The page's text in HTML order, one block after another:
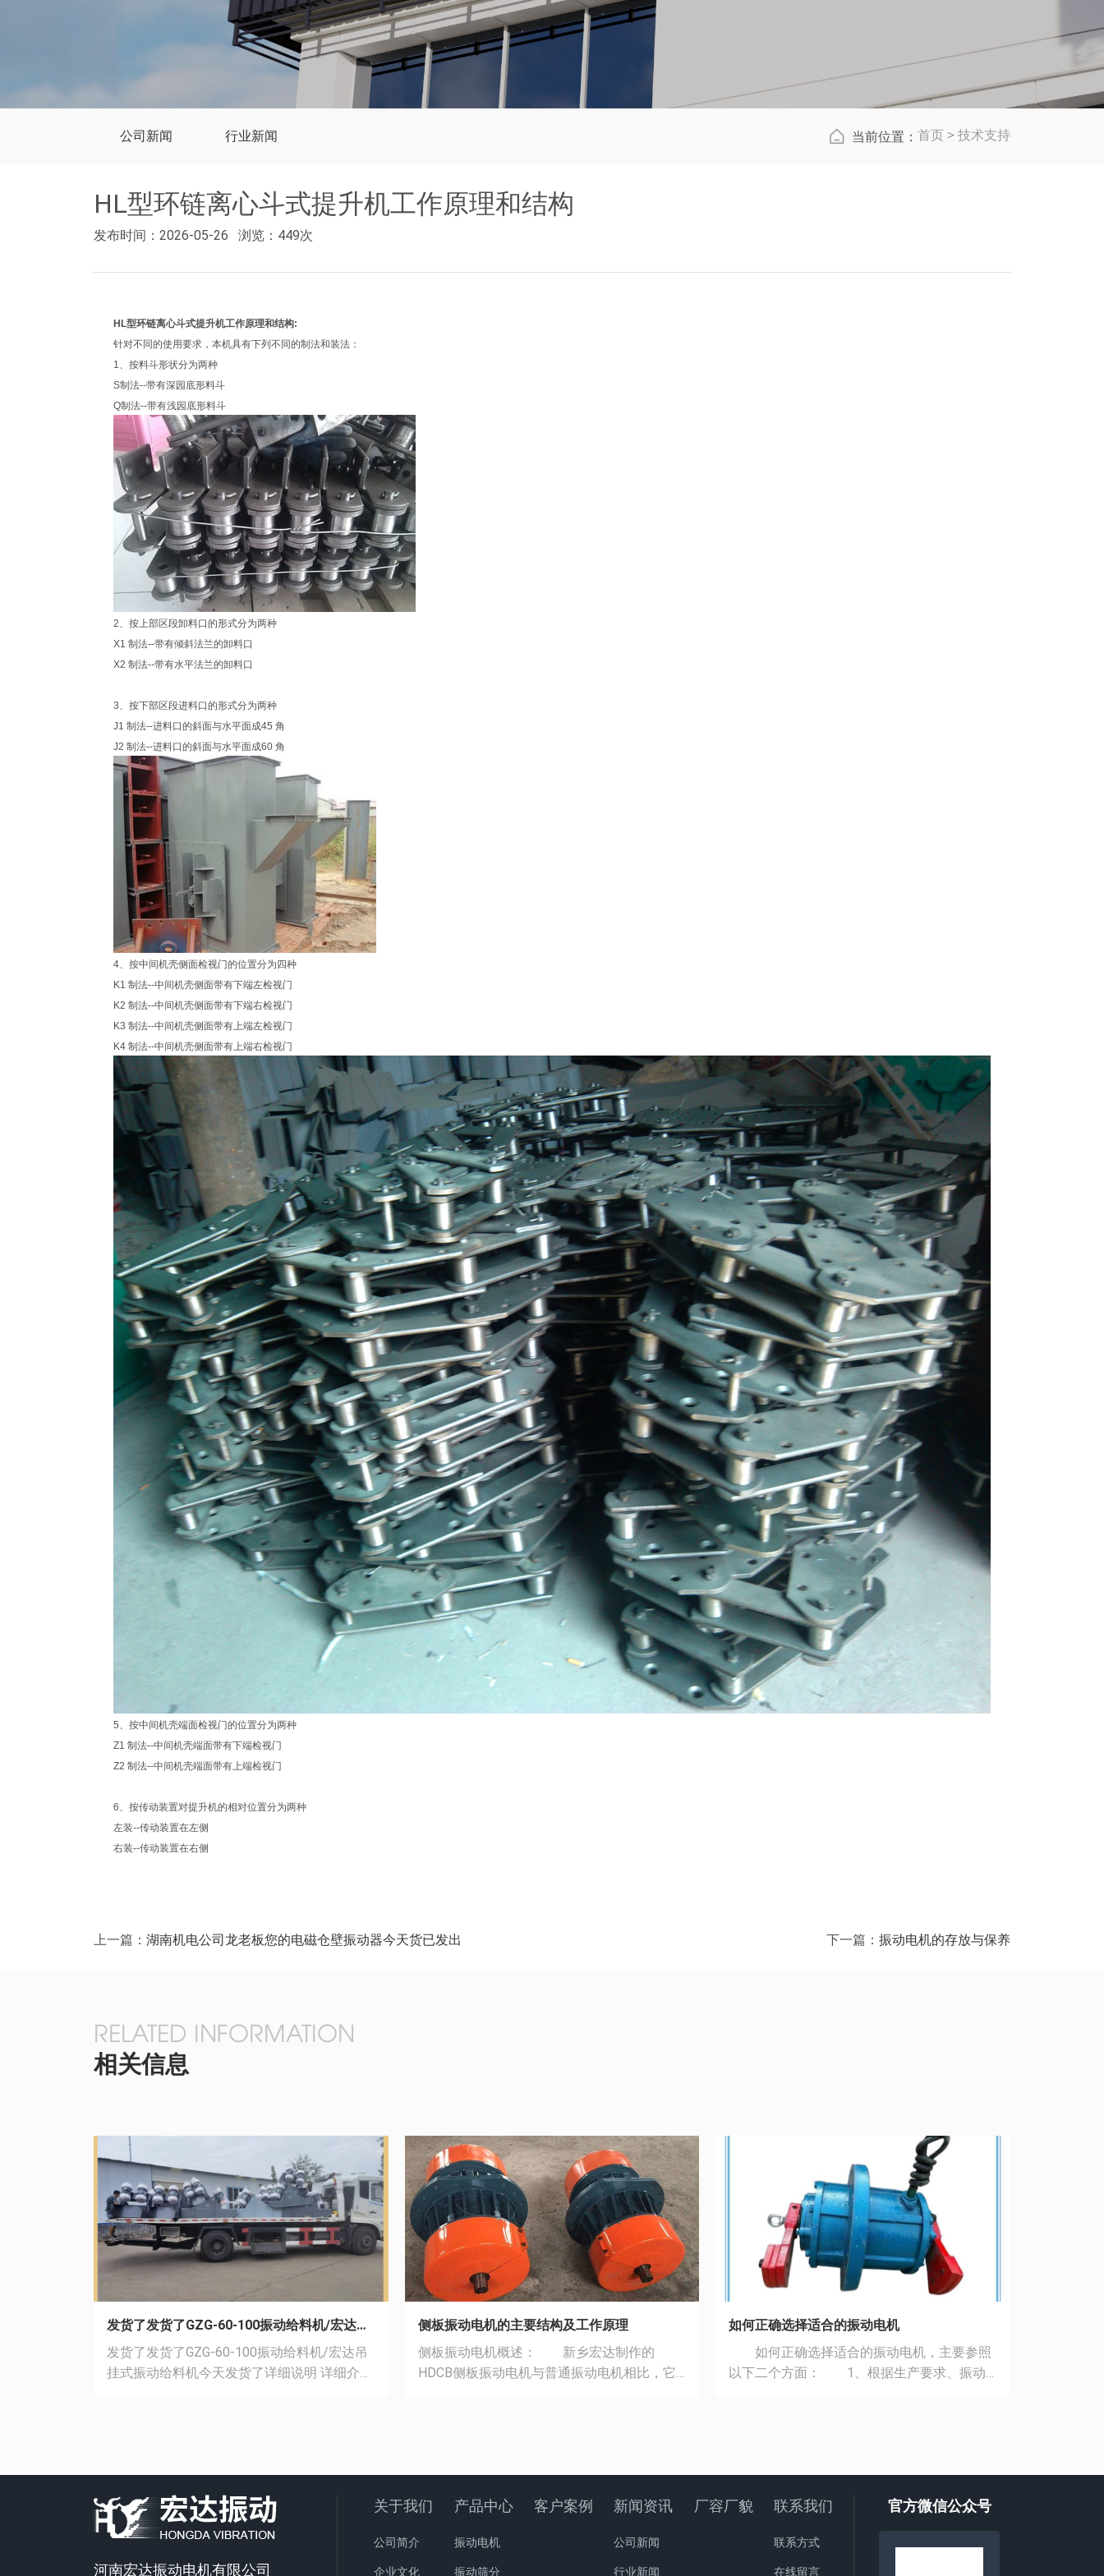
公司新闻 行业新闻 当前位置： 首页 > 技术支持
HL型环链离心斗式提升机工作原理和结构
发布时间：2026-05-26 浏览：449次
HL型环链离心斗式提升机工作原理和结构:
针对不同的使用要求，本机具有下列不同的制法和装法：
1、按料斗形状分为两种
S制法--带有深园底形料斗
Q制法--带有浅园底形料斗
2、按上部区段卸料口的形式分为两种
X1 制法--带有倾斜法兰的卸料口
X2 制法--带有水平法兰的卸料口
3、按下部区段进料口的形式分为两种
J1 制法--进料口的斜面与水平面成45 角
J2 制法--进料口的斜面与水平面成60 角
4、按中间机壳侧面检视门的位置分为四种
K1 制法--中间机壳侧面带有下端左检视门
K2 制法--中间机壳侧面带有下端右检视门
K3 制法--中间机壳侧面带有上端左检视门
K4 制法--中间机壳侧面带有上端右检视门
5、按中间机壳端面检视门的位置分为两种
Z1 制法--中间机壳端面带有下端检视门
Z2 制法--中间机壳端面带有上端检视门
6、按传动装置对提升机的相对位置分为两种
左装--传动装置在左侧
右装--传动装置在右侧
上一篇： 湖南机电公司龙老板您的电磁仓壁振动器今天货已发出 下一篇： 振动电机的存放与保养
RELATED INFORMATION
相关信息
发货了发货了GZG-60-100振动给料机/宏达吊挂式振动给料机今天发货了
发货了发货了GZG-60-100振动给料机/宏达吊
挂式振动给料机今天发货了详细说明 详细介
料装置中去。具有体积小、重量轻、结构简
单、安装使用、维修方便、能耗低、效率高、
运行平稳、噪音低等特点。 ●型号及其含义●
结构：其结构如图一、二所示：主要有：1、
侧板振动电机的主要结构及工作原理
侧板振动电机概述： 新乡宏达制作的
HDCB侧板振动电机与普通振动电机相比，它
能耗，安装维护方便、单机激振力大、寿命长
（达10000小时）。它广泛应用于电力、建
材、煤炭、化工、矿山、冶金、轻工、铸造等
行业，主要适用于大型筛分设备，其独特的优
如何正确选择适合的振动电机
如何正确选择适合的振动电机，主要参照
以下二个方面： 1、根据生产要求、振动
8mm)适用于轻型直线筛分机、给料机。 3)二
级振动电机(n=2870r/min)，(S=2-4mm)适用于
高频振动筛、振实台、料仓防闭塞。 振动电机
的特点是转速越低，振幅越高，振动电机每转
地脚上的
河南宏达振动电机有限公司
关于我们
公司简介
企业文化
产品中心
振动电机
振动筛分
客户案例 新闻资讯
公司新闻
行业新闻
厂容厂貌 联系我们
联系方式
在线留言
官方微信公众号